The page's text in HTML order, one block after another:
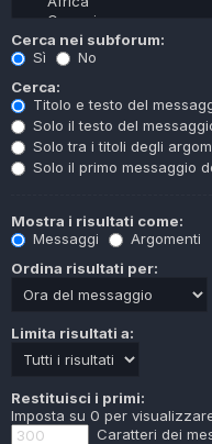
Cerca nei subforum:
Sì
No
Cerca:
Titolo e testo del
Solo il testo del
Solo tra i titoli degli
Solo il primo messaggio
Mostra i risultati come:
Messaggi
Argomenti
Ordina risultati per:
Limita risultati a:
Restituisci i primi:
Imposta su 0 per
Caratteri dei